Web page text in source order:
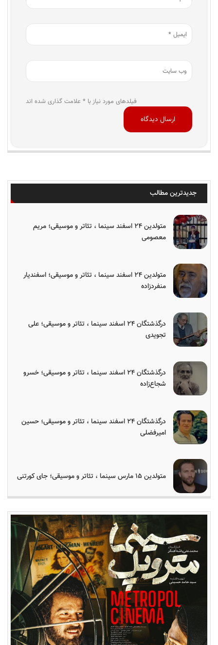
فیلدهای مورد نیاز با * علامت گذاری شده اند
جدیدترین مطالب
متولدین ۲۴ اسفند سینما ، تئاتر و موسیقی؛ مریم
معصومی
متولدین ۲۴ اسفند سینما ، تئاتر و موسیقی؛ اسفندیار
منفردزاده
درگذشتگان ۲۴ اسفند سینما ، تئاتر و موسیقی؛ علی
تجویدی
درگذشتگان ۲۴ اسفند سینما ، تئاتر و موسیقی؛ خسرو
شجاع‌زاده
درگذشتگان ۲۴ اسفند سینما ، تئاتر و موسیقی؛ حسین
امیرفضلی
متولدین ۱۵ مارس سینما ، تئاتر و موسیقی؛ جای کورتنی